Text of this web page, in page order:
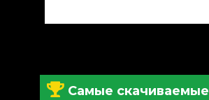
Самые скачиваемые